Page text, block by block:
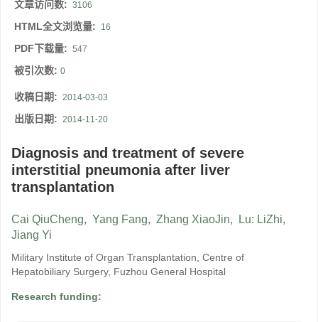
文章访问数: 3106
HTML全文浏览量: 16
PDF下载量: 547
被引次数: 0
收稿日期: 2014-03-03
出版日期: 2014-11-20
Diagnosis and treatment of severe
interstitial pneumonia after liver
transplantation
Cai QiuCheng, Yang Fang, Zhang XiaoJin, Lu: LiZhi,
Jiang Yi
Military Institute of Organ Transplantation, Centre of
Hepatobiliary Surgery, Fuzhou General Hospital
Research funding: